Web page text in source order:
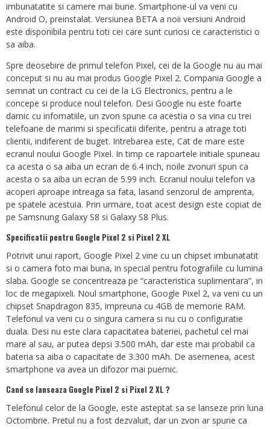
imbunatatite si camere mai bune. Smartphone-ul va veni cu
Android O, preinstalat. Versiunea BETA a noii versiuni Android
este disponibila pentru toti cei care sunt curiosi ce caracteristici o
sa aiba.
Spre deosebire de primul telefon Pixel, cei de la Google nu au mai
conceput si nu au mai produs Google Pixel 2. Compania Google a
semnat un contract cu cei de la LG Electronics, pentru a le
concepe si produce noul telefon. Desi Google nu este foarte
darnic cu infomatiile, un zvon spune ca acestia o sa vina cu trei
telefoane de marimi si specificatii diferite, pentru a atrage toti
clientii, indiferent de buget. Intrebarea este, Cat de mare este
ecranul noului Google Pixel. In timp ce rapoartele initiale spuneau
ca acesta o sa aiba un ecran de 6.4 inch, noile zvonuri spun ca
acesta o sa aiba un ecran de 5.99 inch. Ecranul noului telefon va
acoperi aproape intreaga sa fata, lasand senzorul de amprenta,
pe spatele acestuia. Prin urmare, toat acest design este copiat de
pe Samsnung Galaxy S8 si Galaxy S8 Plus.
Specificatii pentru Google Pixel 2 si Pixel 2 XL
Potrivit unui raport, Google Pixel 2 vine cu un chipset imbunatatit
si o camera foto mai buna, in special pentru fotografiile cu lumina
slaba. Google se concentreaza pe “caracteristica suplimentara”, in
loc de megapixeli. Noul smartphone, Google Pixel 2, va veni cu un
chipset Snapdragon 835, impreuna cu 4GB de memorie RAM.
Telefonul va veni cu o singura camera si nu cu o configuratie
duala. Desi nu este clara capacitatea bateriei, pachetul cel mai
mare al sau, ar putea depsi 3.500 mAh, dar este mai probabil ca
bateria sa aiba o capacitate de 3.300 mAh. De asemenea, acest
smartphone va avea un difozor mai puernic.
Cand se lanseaza Google Pixel 2 si Pixel 2 XL ?
Telefonul celor de la Google, este asteptat sa se lanseze prin luna
Octombrie. Pretul nu a fost dezvaluit, dar un zvon ar spune ca